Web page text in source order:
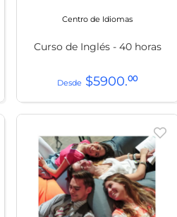
Centro de Idiomas
Curso de Inglés - 40 horas
$5900.00